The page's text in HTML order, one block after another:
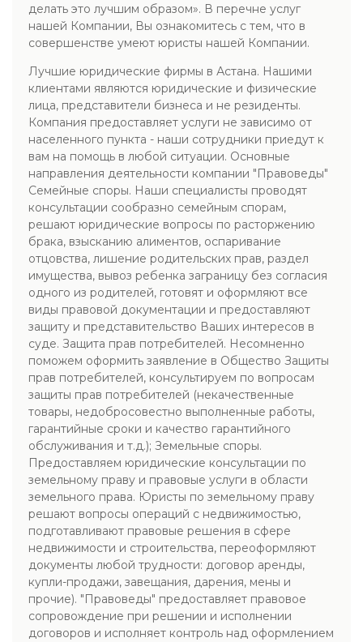
делать это лучшим образом». В перечне услуг
нашей Компании, Вы ознакомитесь с тем, что в
совершенстве умеют юристы нашей Компании.
Лучшие юридические фирмы в Астана. Нашими
клиентами являются юридические и физические
лица, представители бизнеса и не резиденты.
Компания предоставляет услуги не зависимо от
населенного пункта - наши сотрудники приедут к
вам на помощь в любой ситуации. Основные
направления деятельности компании "Правоведы"
Семейные споры. Наши специалисты проводят
консультации сообразно семейным спорам,
решают юридические вопросы по расторжению
брака, взысканию алиментов, оспаривание
отцовства, лишение родительских прав, раздел
имущества, вывоз ребенка заграницу без согласия
одного из родителей, готовят и оформляют все
виды правовой документации и предоставляют
защиту и представительство Ваших интересов в
суде. Защита прав потребителей. Несомненно
поможем оформить заявление в Общество Защиты
прав потребителей, консультируем по вопросам
защиты прав потребителей (некачественные
товары, недобросовестно выполненные работы,
гарантийные сроки и качество гарантийного
обслуживания и т.д.); Земельные споры.
Предоставляем юридические консультации по
земельному праву и правовые услуги в области
земельного права. Юристы по земельному праву
решают вопросы операций с недвижимостью,
подготавливают правовые решения в сфере
недвижимости и строительства, переоформляют
документы любой трудности: договор аренды,
купли-продажи, завещания, дарения, мены и
прочие). "Правоведы" предоставляет правовое
сопровождение при решении и исполнении
договоров и исполняет контроль над оформлением